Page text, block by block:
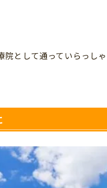
として通っていらっしゃ